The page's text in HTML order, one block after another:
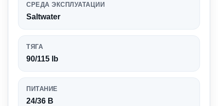
СРЕДА ЭКСПЛУАТАЦИИ
Saltwater
ТЯГА
90/115 lb
ПИТАНИЕ
24/36 В